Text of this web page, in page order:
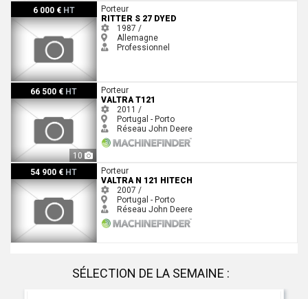
6 000 € HT
Ritter S 27 DYED
Porteur
RITTER S 27 DYED
1987 /
Allemagne
Professionnel
66 500 € HT
10
Valtra T121
Porteur
VALTRA T121
2011 /
Portugal - Porto
Réseau John Deere
54 900 € HT
Valtra N 121 HiTech
Porteur
VALTRA N 121 HITECH
2007 /
Portugal - Porto
Réseau John Deere
SÉLECTION DE LA SEMAINE :